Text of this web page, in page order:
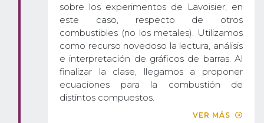
sobre los experimentos de Lavoisier; en
este caso, respecto de otros
combustibles (no los metales). Utilizamos
como recurso novedoso la lectura, análisis
e interpretación de gráficos de barras. Al
finalizar la clase, llegamos a proponer
ecuaciones para la combustión de
distintos compuestos.
VER MÁS